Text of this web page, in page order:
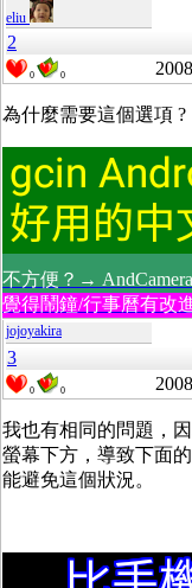
eliu
2
0 0
為什麼需要這個選項 ?
不方便？→ AndCamera
覺得鬧鐘/行事曆有改
jojoyakira
3
0 0
我也有相同的問題，
螢幕下方，導致下面
能避免這個狀況。